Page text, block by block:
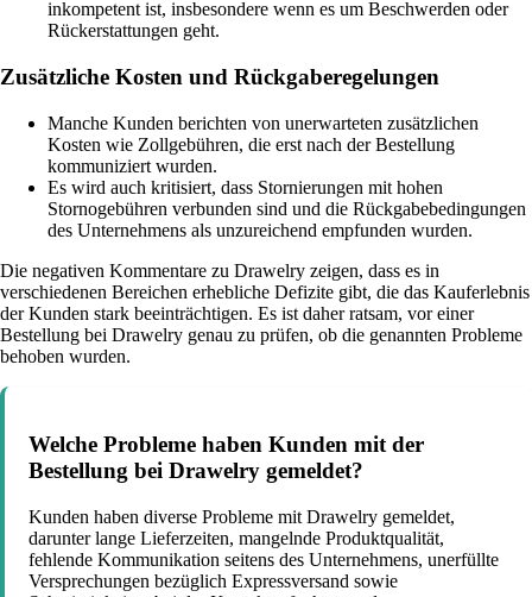
inkompetent ist, insbesondere wenn es um Beschwerden oder
Rückerstattungen geht.
Zusätzliche Kosten und Rückgaberegelungen
Manche Kunden berichten von unerwarteten zusätzlichen
Kosten wie Zollgebühren, die erst nach der Bestellung
kommuniziert wurden.
Es wird auch kritisiert, dass Stornierungen mit hohen
Stornogebühren verbunden sind und die Rückgabebedingungen
des Unternehmens als unzureichend empfunden wurden.
Die negativen Kommentare zu Drawelry zeigen, dass es in
verschiedenen Bereichen erhebliche Defizite gibt, die das Kauferlebnis
der Kunden stark beeinträchtigen. Es ist daher ratsam, vor einer
Bestellung bei Drawelry genau zu prüfen, ob die genannten Probleme
behoben wurden.
Welche Probleme haben Kunden mit der
Bestellung bei Drawelry gemeldet?
Kunden haben diverse Probleme mit Drawelry gemeldet,
darunter lange Lieferzeiten, mangelnde Produktqualität,
fehlende Kommunikation seitens des Unternehmens, unerfüllte
Versprechungen bezüglich Expressversand sowie